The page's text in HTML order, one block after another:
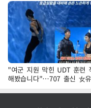
"여군 지원 막힌 UDT 훈련
해봤습니다"…707 출신 女
'완벽 소화'